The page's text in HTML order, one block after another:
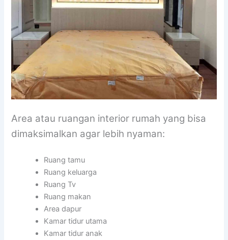
Area atau ruangan interior rumah yang bisa
dimaksimalkan agar lebih nyaman:
Ruang tamu
Ruang keluarga
Ruang Tv
Ruang makan
Area dapur
Kamar tidur utama
Kamar tidur anak